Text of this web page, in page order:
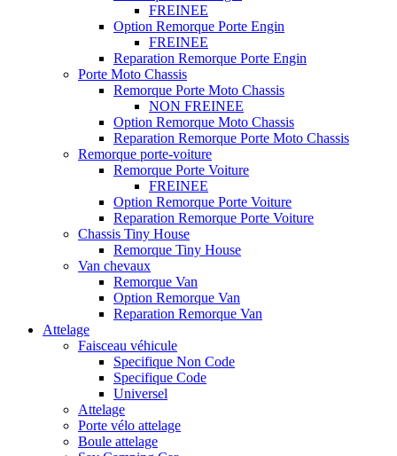
FREINEE
Option Remorque Porte Engin
FREINEE
Reparation Remorque Porte Engin
Porte Moto Chassis
Remorque Porte Moto Chassis
NON FREINEE
Option Remorque Moto Chassis
Reparation Remorque Porte Moto Chassis
Remorque porte-voiture
Remorque Porte Voiture
FREINEE
Option Remorque Porte Voiture
Reparation Remorque Porte Voiture
Chassis Tiny House
Remorque Tiny House
Van chevaux
Remorque Van
Option Remorque Van
Reparation Remorque Van
Attelage
Faisceau véhicule
Specifique Non Code
Specifique Code
Universel
Attelage
Porte vélo attelage
Boule attelage